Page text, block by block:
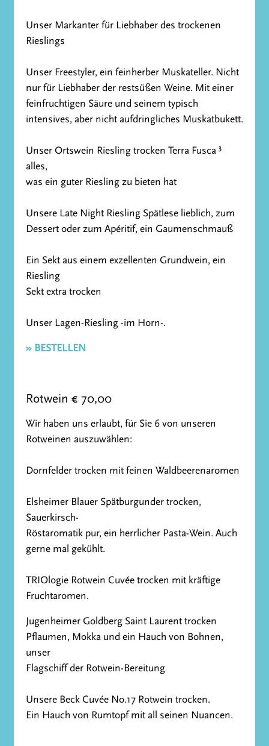
Unser Markanter für Liebhaber des trockenen
Rieslings
Unser Freestyler, ein feinherber Muskateller. Nicht
nur für Liebhaber der restsüßen Weine. Mit einer
feinfruchtigen Säure und seinem typisch
intensives, aber nicht aufdringliches Muskatbukett.
Unser Ortswein Riesling trocken Terra Fusca ³
alles,
was ein guter Riesling zu bieten hat
Unsere Late Night Riesling Spätlese lieblich, zum
Dessert oder zum Apéritif, ein Gaumenschmauß
Ein Sekt aus einem exzellenten Grundwein, ein
Riesling
Sekt extra trocken
Unser Lagen-Riesling -im Horn-.
» BESTELLEN
Rotwein € 70,00
Wir haben uns erlaubt, für Sie 6 von unseren
Rotweinen auszuwählen:
Dornfelder trocken mit feinen Waldbeerenaromen
Elsheimer Blauer Spätburgunder trocken,
Sauerkirsch-
Röstaromatik pur, ein herrlicher Pasta-Wein. Auch
gerne mal gekühlt.
TRIOlogie Rotwein Cuvée trocken mit kräftige
Fruchtaromen.
Jugenheimer Goldberg Saint Laurent trocken
Pflaumen, Mokka und ein Hauch von Bohnen,
unser
Flagschiff der Rotwein-Bereitung
Unsere Beck Cuvée No.17 Rotwein trocken.
Ein Hauch von Rumtopf mit all seinen Nuancen.